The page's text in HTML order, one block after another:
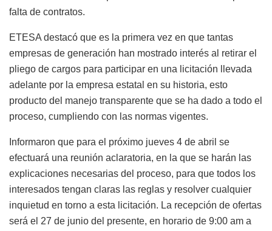
falta de contratos.
ETESA destacó que es la primera vez en que tantas
empresas de generación han mostrado interés al retirar el
pliego de cargos para participar en una licitación llevada
adelante por la empresa estatal en su historia, esto
producto del manejo transparente que se ha dado a todo el
proceso, cumpliendo con las normas vigentes.
Informaron que para el próximo jueves 4 de abril se
efectuará una reunión aclaratoria, en la que se harán las
explicaciones necesarias del proceso, para que todos los
interesados tengan claras las reglas y resolver cualquier
inquietud en torno a esta licitación. La recepción de ofertas
será el 27 de junio del presente, en horario de 9:00 am a